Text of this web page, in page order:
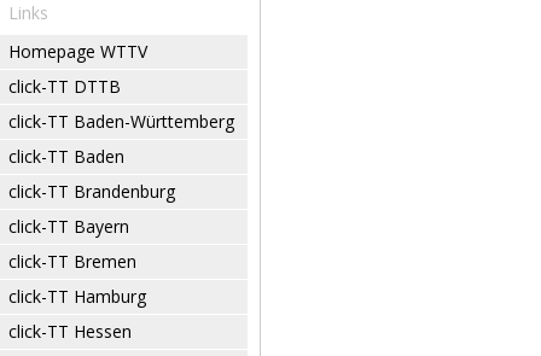
Links
Homepage WTTV
click-TT DTTB
click-TT Baden-Württemberg
click-TT Baden
click-TT Brandenburg
click-TT Bayern
click-TT Bremen
click-TT Hamburg
click-TT Hessen